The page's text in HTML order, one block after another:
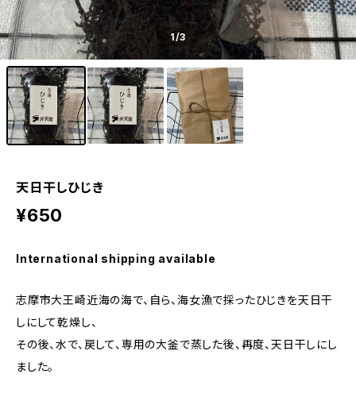
1/3
天日干しひじき
¥650
International shipping available
志摩市大王崎近海の海で、自ら、海女漁で採ったひじきを天日干
しにして乾燥し、
その後、水で、戻して、専用の大釜で蒸した後、再度、天日干しにし
ました。